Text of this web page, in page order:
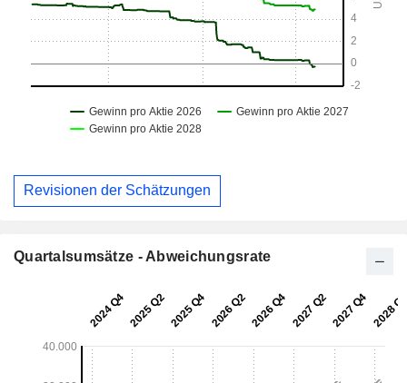
Revisionen der Schätzungen
Quartalsumsätze - Abweichungsrate